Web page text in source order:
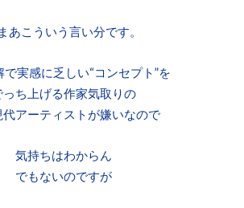
あこういう言い分です。
で実感に乏しい“コンセプト”を
っち上げる作家気取りの
代アーティストが嫌いなので
気持ちはわからん
でもないのですが